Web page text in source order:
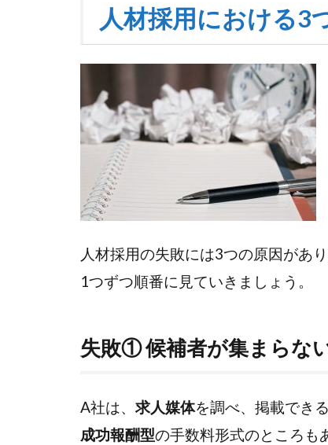
採
用
け
る3
つ
の
失
敗
パ
ー
ン
① 候
補者
まら
ない
人材採用における3
人材採用の失敗には3つの原因があり
1つずつ順番に見ていきましょう。
失敗① 候補者が集まらな
A社は、 求人媒体を調べ、掲載でき
成功報酬型の手数料形式のところも